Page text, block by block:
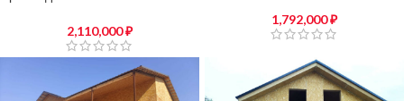
2,110,000₽
1,792,000₽